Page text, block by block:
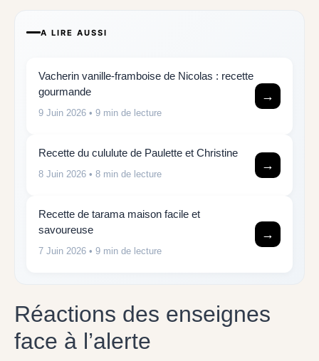
A LIRE AUSSI
Vacherin vanille-framboise de Nicolas : recette
gourmande
9 Juin 2026 • 9 min de lecture
→
Recette du cululute de Paulette et Christine
8 Juin 2026 • 8 min de lecture
→
Recette de tarama maison facile et
savoureuse
7 Juin 2026 • 9 min de lecture
→
Réactions des enseignes
face à l’alerte